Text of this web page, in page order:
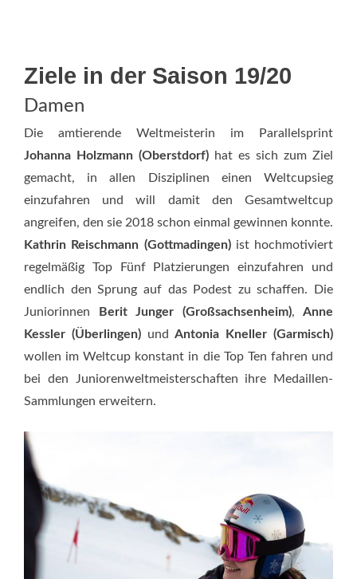
Ziele in der Saison 19/20
Damen
Die amtierende Weltmeisterin im Parallelsprint
Johanna Holzmann (Oberstdorf) hat es sich zum Ziel
gemacht, in allen Disziplinen einen Weltcupsieg
einzufahren und will damit den Gesamtweltcup
angreifen, den sie 2018 schon einmal gewinnen konnte.
Kathrin Reischmann (Gottmadingen) ist hochmotiviert
regelmäßig Top Fünf Platzierungen einzufahren und
endlich den Sprung auf das Podest zu schaffen. Die
Juniorinnen
Berit Junger (Großsachsenheim), Anne
Kessler (Überlingen) undAntonia Kneller (Garmisch)
wollen im Weltcup konstant in die Top Ten fahren und
bei den Juniorenweltmeisterschaften ihre Medaillen-
Sammlungen erweitern.